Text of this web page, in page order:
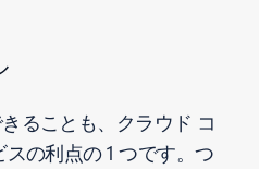
ることも、クラウド コ
の利点の 1 つです。つ